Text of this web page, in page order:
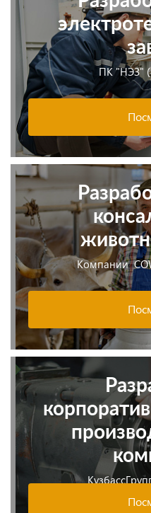
ПК "НЭЗ"
Компании